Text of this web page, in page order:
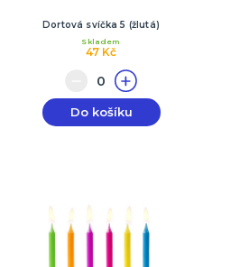
Dortová svíčka 5 (žlutá)
47 Kč
Skladem
Do košíku